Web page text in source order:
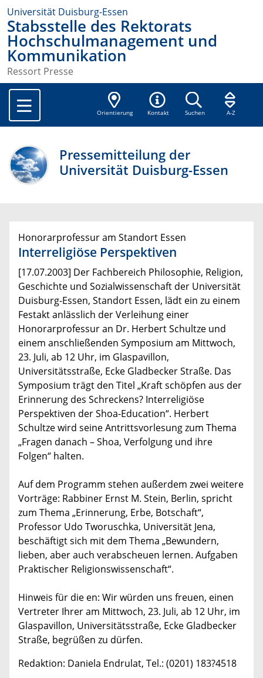
Universität Duisburg-Essen
Stabsstelle des Rektorats
Hochschulmanagement und
Kommunikation
Ressort Presse
Orientierung Kontakt Suchen A-Z
Pressemitteilung der
Universität Duisburg-Essen
Honorarprofessur am Standort Essen
Interreligiöse Perspektiven
[17.07.2003] Der Fachbereich Philosophie, Religion,
Geschichte und Sozialwissenschaft der Universität
Duisburg-Essen, Standort Essen, lädt ein zu einem
Festakt anlässlich der Verleihung einer
Honorarprofessur an Dr. Herbert Schultze und
einem anschließenden Symposium am Mittwoch,
23. Juli, ab 12 Uhr, im Glaspavillon,
Universitätsstraße, Ecke Gladbecker Straße. Das
Symposium trägt den Titel „Kraft schöpfen aus der
Erinnerung des Schreckens? Interreligiöse
Perspektiven der Shoa-Education“. Herbert
Schultze wird seine Antrittsvorlesung zum Thema
„Fragen danach – Shoa, Verfolgung und ihre
Folgen“ halten.
Auf dem Programm stehen außerdem zwei weitere
Vorträge: Rabbiner Ernst M. Stein, Berlin, spricht
zum Thema „Erinnerung, Erbe, Botschaft“,
Professor Udo Tworuschka, Universität Jena,
beschäftigt sich mit dem Thema „Bewundern,
lieben, aber auch verabscheuen lernen. Aufgaben
Praktischer Religionswissenschaft“.
Hinweis für die en: Wir würden uns freuen, einen
Vertreter Ihrer am Mittwoch, 23. Juli, ab 12 Uhr, im
Glaspavillon, Universitätsstraße, Ecke Gladbecker
Straße, begrüßen zu dürfen.
Redaktion: Daniela Endrulat, Tel.: (0201) 183?4518